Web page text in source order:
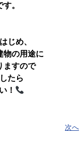
。
じめ、
物の用途に
ますので
たら
！
次へ